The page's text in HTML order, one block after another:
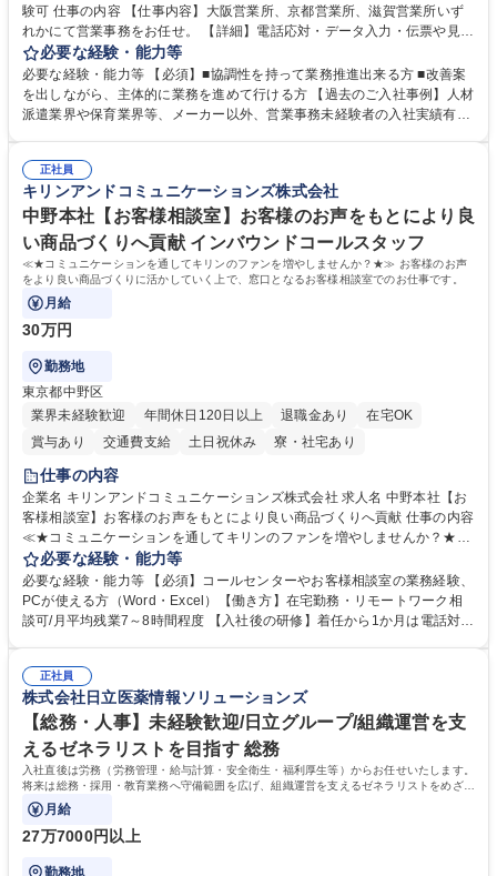
験可 仕事の内容 【仕事内容】大阪営業所、京都営業所、滋賀営業所いず
れかにて営業事務をお任せ。 【詳細】電話応対・データ入力・伝票や見積
の作成・カタログ送付・来客対応・営業所内で発生する事務業務や業務改
善をお任せ。 【教育制度】ご入社後、育成担当とペアになりながらOJTに
て業務を覚えていただくことが可能です。業務システムがきちんと構築さ
れているため、スムーズに仕事に慣れることができる環境です。また、
募集職種 【大阪・京都・滋賀】営業事務 ※未経験可
必要な経験・能力等
必要な経験・能力等 【必須】■協調性を持って業務推進出来る方 ■改善案
を出しながら、主体的に業務を進めて行ける方 【過去のご入社事例】人材
派遣業界や保育業界等、メーカー以外、営業事務未経験者の入社実績有
えて、お客様や社員の状況に合わせ、能動的なサポート、改善の動きも期
待され。組織を支えるスペシャリストとして、チームに貢献し、結果的に
社員から頼られる存在になることができます。平均19:30の退勤以降の業
務の持ち帰りも禁止されており、メリハリのある働き方となります。 学
歴・資格 学歴：大学院 大学 高専 短大 語学力： 資格：
正社員
キリンアンドコミュニケーションズ株式会社
中野本社【お客様相談室】お客様のお声をもとにより良
い商品づくりへ貢献 インバウンドコールスタッフ
≪★コミュニケーションを通してキリンのファンを増やしませんか？★≫ お客様のお声
をより良い商品づくりに活かしていく上で、窓口となるお客様相談室でのお仕事です。
月給
30万円
勤務地
東京都中野区
業界未経験歓迎
年間休日120日以上 退職金あり
在宅OK
賞与あり
交通費支給 土日祝休み 寮・社宅あり
仕事の内容
企業名 キリンアンドコミュニケーションズ株式会社 求人名 中野本社【お
客様相談室】お客様のお声をもとにより良い商品づくりへ貢献 仕事の内容
≪★コミュニケーションを通してキリンのファンを増やしませんか？★≫
お客様のお声をより良い商品づくりに活かしていく上で、窓口となるお客
様相談室でのお仕事です。 日々お客様からいただくキリングループへのご
意見を、企業活動に活かしています。お客様からの声に迅速かつ誠意をも
って対応、情報提供するとともにグループ内活動に反映しています。 【具
平均100件前後■メール・手紙：同上40件前後 募集職種 中野本社【お客様
相談室】お客様のお声をもとにより良い商品づくりへ貢献
必要な経験・能力等
必要な経験・能力等 【必須】コールセンターやお客様相談室の業務経験、
PCが使える方（Word・Excel）【働き方】在宅勤務・リモートワーク相
談可/月平均残業7～8時間程度 【入社後の研修】着任から1か月は電話対応
すのでご安心ください。 【当社について】キリングループの広報機能を担
う会社として、お客様との出会いを大切にし、磨き上げたホスピタリティ
を込めてコミュニケーションをとりながら広報関連業務を行っておりま
す。 学歴・資格 学歴：大学院 大学 高専 短大 専修学校 高校 語学力： 資
格：
正社員
株式会社日立医薬情報ソリューションズ
【総務・人事】未経験歓迎/日立グループ/組織運営を支
えるゼネラリストを目指す 総務
入社直後は労務（労務管理・給与計算・安全衛生・福利厚生等）からお任せいたします。
将来は総務・採用・教育業務へ守備範囲を広げ、組織運営を支えるゼネラリストをめざせ
ます。
月給
27万7000円以上
勤務地